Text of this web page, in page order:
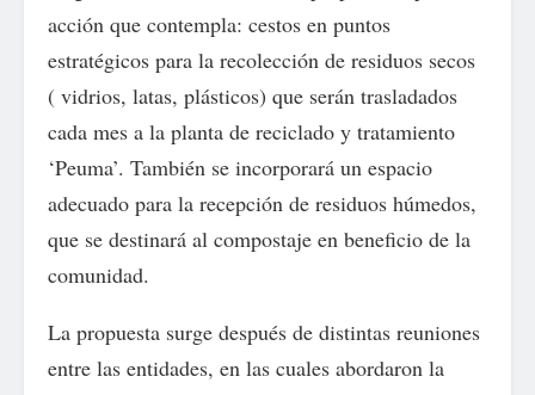
acción que contempla: cestos en puntos
estratégicos para la recolección de residuos secos
( vidrios, latas, plásticos) que serán trasladados
cada mes a la planta de reciclado y tratamiento
‘Peuma’. También se incorporará un espacio
adecuado para la recepción de residuos húmedos,
que se destinará al compostaje en beneficio de la
comunidad.
La propuesta surge después de distintas reuniones
entre las entidades, en las cuales abordaron la